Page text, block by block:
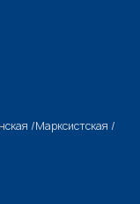
/Марксистская /